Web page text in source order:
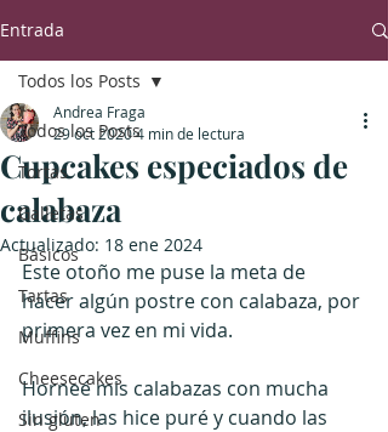
Entrada
Todos los Posts
Tortas
Galletas
Básicos
Tartas
Muffins
Cheesecakes
Sin gluten
Todos los Posts
Cupcakes especiados de
calabaza
Andrea Fraga
29 oct 20204 min de lectura
Actualizado: 18 ene 2024
Este otoño me puse la meta de
hacer algún postre con calabaza, por
primera vez en mi vida.
Horneé mis calabazas con mucha
ilusión, las hice puré y cuando las